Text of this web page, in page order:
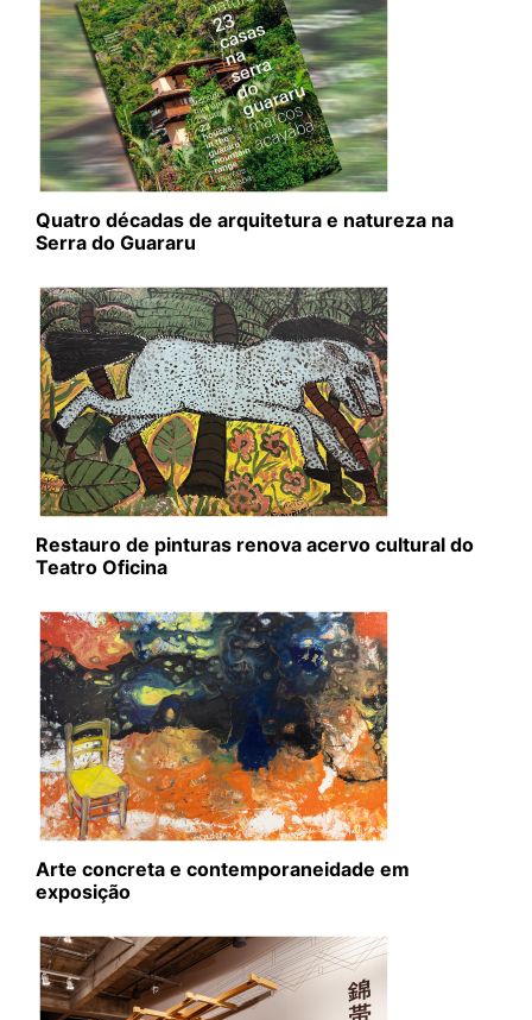
Quatro décadas de arquitetura e natureza na
Serra do Guararu
Restauro de pinturas renova acervo cultural do
Teatro Oficina
Arte concreta e contemporaneidade em
exposição